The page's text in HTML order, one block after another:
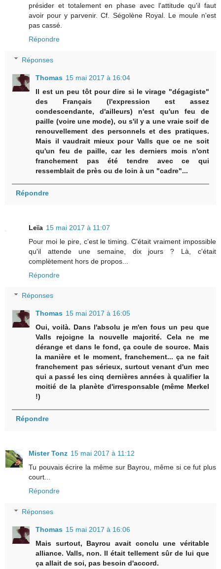
présider et totalement en phase avec l'attitude qu'il faut
avoir pour y parvenir. Cf. Ségolène Royal. Le moule n'est
pas cassé.
Répondre
Réponses
Thomas 15 mai 2017 à 16:04
Il est un peu tôt pour dire si le virage "dégagiste"
des Français (l'expression est assez
condescendante, d'ailleurs) n'est qu'un feu de
paille (voire une mode), ou s'il y a une vraie soif de
renouvellement des personnels et des pratiques.
Mais il vaudrait mieux pour Valls que ce ne soit
qu'un feu de paille, car les derniers mois n'ont
franchement pas été tendre avec ce qui
ressemblait de près ou de loin à un "cadre"...
Répondre
Leïa 15 mai 2017 à 11:07
Pour moi le pire, c'est le timing. C'était vraiment impossible
qu'il attende une semaine, dix jours ? Là, c'était
complètement hors de propos...
Répondre
Réponses
Thomas 15 mai 2017 à 16:05
Oui, voilà. Dans l'absolu je m'en fous un peu que
Valls rejoigne la nouvelle majorité. Cela ne me
dérange et dans le fond, ça coule de source. Mais
la manière et le moment, franchement... ça ne fait
franchement pas sérieux, surtout venant d'un mec
qui a passé les cinq dernières années à qualifier la
moitié de la planète d'irresponsable (même Merkel
!)
Répondre
Mister Tonz 15 mai 2017 à 11:12
Tu pouvais écrire la même sur Bayrou, même si ce fut plus
court...
Répondre
Réponses
Thomas 15 mai 2017 à 16:06
Mais surtout, Bayrou avait conclu une véritable
alliance. Valls, non. Il était tellement sûr de lui que
ça allait de soi, pas besoin d'accord.